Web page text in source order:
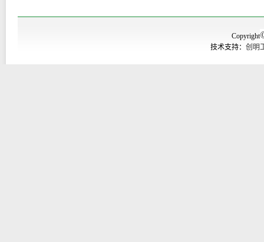
Copyright
技术支持：创明